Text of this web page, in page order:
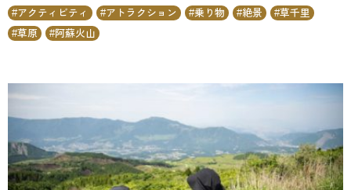
アクティビティ
アトラクション 乗り物 絶景
草千里
草原
阿蘇火山